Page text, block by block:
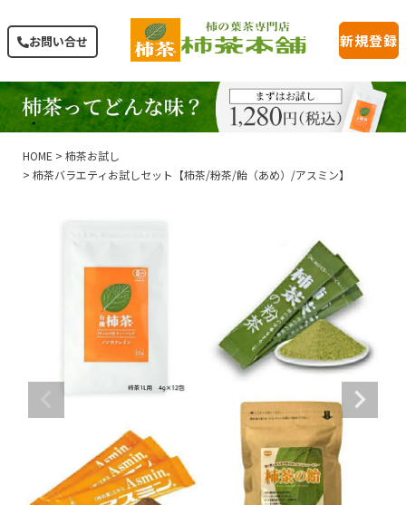
お問い合せ 新規登録
HOME
柿茶お試し
柿茶バラエティお試しセット【柿茶/粉茶/飴（あめ）/アスミン】